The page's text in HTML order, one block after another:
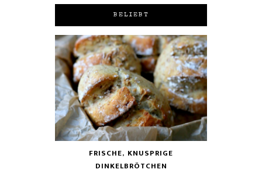
BELIEBT
FRISCHE, KNUSPRIGE
DINKELBRÖTCHEN